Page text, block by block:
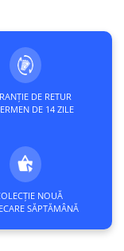
DE RETUR
DE 14 ZILE
NOUĂ
SĂPTĂMÂNĂ